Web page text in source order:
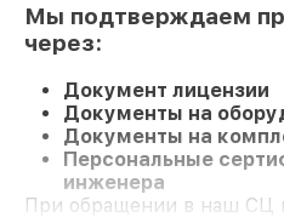
Мы подтверждаем
через:
Документ лицензии
Документы на
Документы на
Персональные
инженера
При обращении в наш СЦ